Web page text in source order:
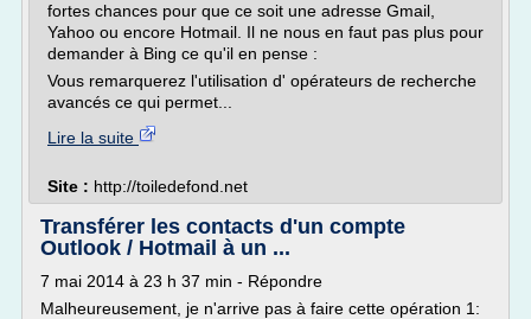
fortes chances pour que ce soit une adresse Gmail,
Yahoo ou encore Hotmail. Il ne nous en faut pas plus pour
demander à Bing ce qu'il en pense :
Vous remarquerez l'utilisation d' opérateurs de recherche
avancés ce qui permet...
Lire la suite
Site : http://toiledefond.net
Transférer les contacts d'un compte
Outlook / Hotmail à un ...
7 mai 2014 à 23 h 37 min - Répondre
Malheureusement, je n'arrive pas à faire cette opération 1: